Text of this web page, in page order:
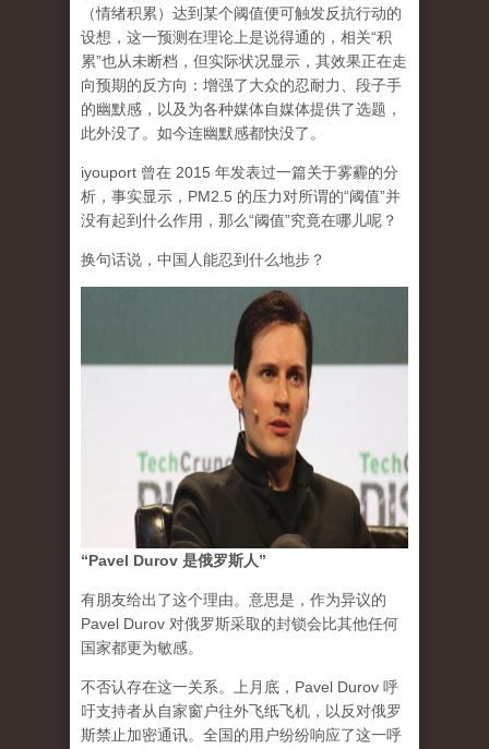
（情绪积累）达到某个阈值便可触发反抗行动的
设想，这一预测在理论上是说得通的，相关“积
累”也从未断档，但实际状况显示，其效果正在走
向预期的反方向：增强了大众的忍耐力、段子手
的幽默感，以及为各种媒体自媒体提供了选题，
此外没了。如今连幽默感都快没了。
iyouport 曾在 2015 年发表过一篇关于雾霾的分
析，事实显示，PM2.5 的压力对所谓的“阈值”并
没有起到什么作用，那么“阈值”究竟在哪儿呢？
换句话说，中国人能忍到什么地步？
“Pavel Durov 是俄罗斯人”
有朋友给出了这个理由。意思是，作为异议的
Pavel Durov 对俄罗斯采取的封锁会比其他任何
国家都更为敏感。
不否认存在这一关系。上月底，Pavel Durov 呼
吁支持者从自家窗户往外飞纸飞机，以反对俄罗
斯禁止加密通讯。全国的用户纷纷响应了这一呼